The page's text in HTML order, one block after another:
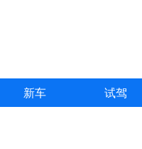
新车 试驾